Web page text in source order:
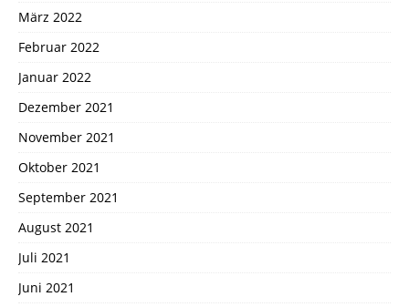
März 2022
Februar 2022
Januar 2022
Dezember 2021
November 2021
Oktober 2021
September 2021
August 2021
Juli 2021
Juni 2021